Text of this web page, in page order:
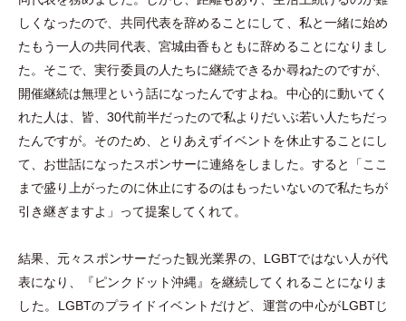
しくなったので、共同代表を辞めることにして、私と一緒に始め
たもう一人の共同代表、宮城由香もともに辞めることになりまし
た。そこで、実行委員の人たちに継続できるか尋ねたのですが、
開催継続は無理という話になったんですよね。中心的に動いてく
れた人は、皆、30代前半だったので私よりだいぶ若い人たちだっ
たんですが。そのため、とりあえずイベントを休止することにし
て、お世話になったスポンサーに連絡をしました。すると
「ここ
まで盛り上がったのに休止にするのはもったいないので私たちが
引き継ぎますよ 」 って提案してくれて。
結果、元々スポンサーだった観光業界の、LGBTではない人が代
表になり、『ピンクドット沖縄』を継続してくれることになりま
した。LGBTのプライドイベントだけど、運営の中心がLGBTじ